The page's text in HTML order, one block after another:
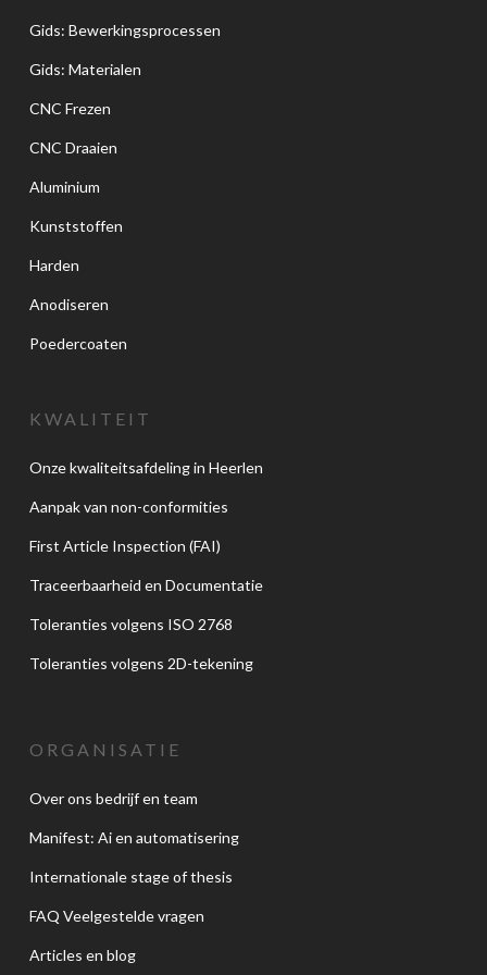
Gids: Bewerkingsprocessen
Gids: Materialen
CNC Frezen
CNC Draaien
Aluminium
Kunststoffen
Harden
Anodiseren
Poedercoaten
KWALITEIT
Onze kwaliteitsafdeling in Heerlen
Aanpak van non-conformities
First Article Inspection (FAI)
Traceerbaarheid en Documentatie
Toleranties volgens ISO 2768
Toleranties volgens 2D-tekening
ORGANISATIE
Over ons bedrijf en team
Manifest: Ai en automatisering
Internationale stage of thesis
FAQ Veelgestelde vragen
Articles en blog